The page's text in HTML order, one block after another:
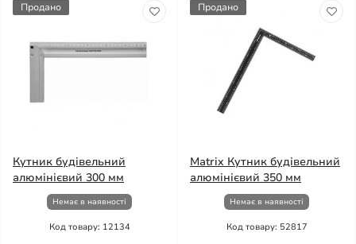
Продано
Кутник будівельний
алюмінієвий 300 мм
Немає в наявності
Код товару: 12134
Продано
Matrix Кутник будівельний
алюмінієвий 350 мм
Немає в наявності
Код товару: 52817